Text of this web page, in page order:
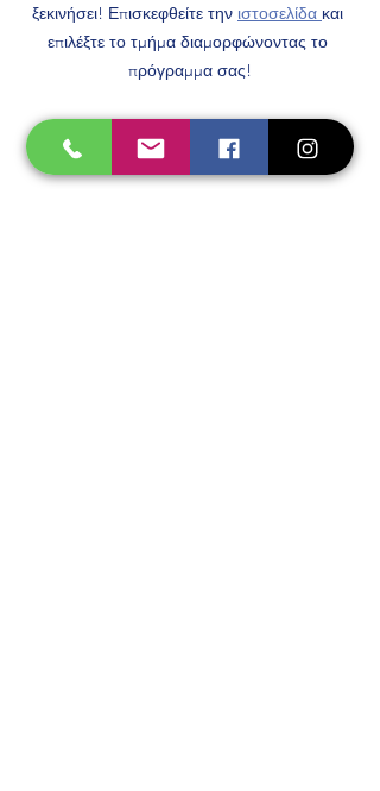
ξεκινήσει! Επισκεφθείτε την ιστοσελίδα και
επιλέξτε το τμήμα διαμορφώνοντας το
πρόγραμμα σας!